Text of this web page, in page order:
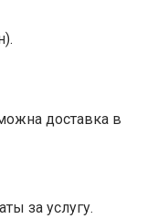
доставка в
за услугу.